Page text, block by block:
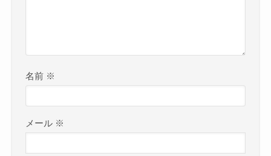
名前 ※
メール ※